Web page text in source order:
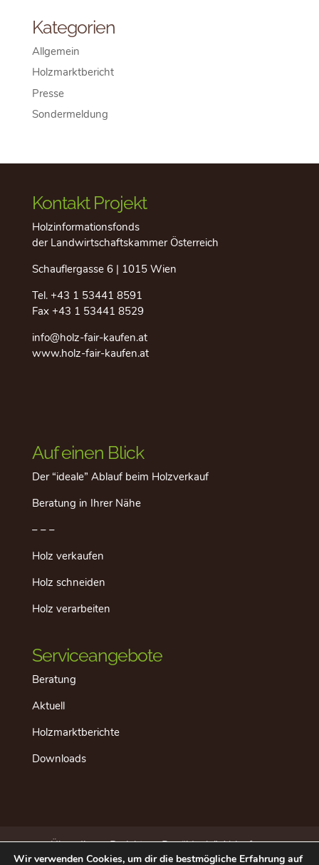
Kategorien
Allgemein
Holzmarktbericht
Presse
Sondermeldung
Kontakt Projekt
Holzinformationsfonds
der Landwirtschaftskammer Österreich
Schauflergasse 6 | 1015 Wien
Tel. +43 1 53441 8591
Fax +43 1 53441 8529
info@holz-fair-kaufen.at
www.holz-fair-kaufen.at
Auf einen Blick
Der “ideale” Ablauf beim Holzverkauf
Beratung in Ihrer Nähe
– – –
Holz verkaufen
Holz schneiden
Holz verarbeiten
Serviceangebote
Beratung
Aktuell
Holzmarktberichte
Downloads
Über dieses Projekt
Der “ideale” Ablauf
Aktuell
Datenschutz Impressum
Wir verwenden Cookies, um dir die bestmögliche Erfahrung auf